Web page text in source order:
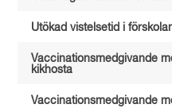
Utökad vistelsetid i
Vaccinationsmedgivande
kikhosta
Vaccinationsmedgivande